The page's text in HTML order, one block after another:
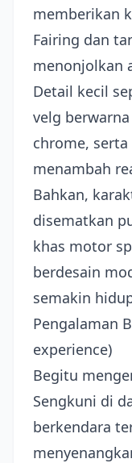
memberikan
Fairing dan
menonjolkan
Detail kecil
velg
chrome,
menambah
Bahkan,
disematkan
khas motor
berdesain
semakin
Pengalaman
experience)
Begitu
Sengkuni di
berkendara